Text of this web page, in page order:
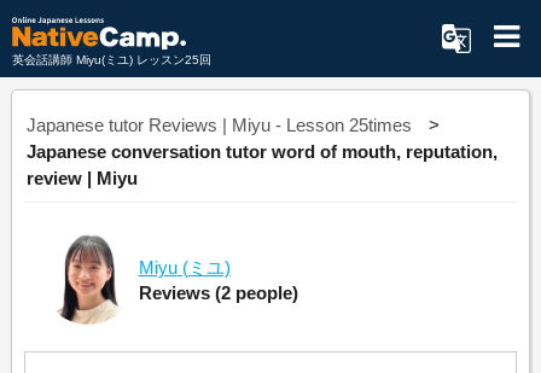
英会話講師 Miyu(ミユ) レッスン25回
Japanese tutor Reviews | Miyu - Lesson 25times
Japanese conversation tutor word of mouth, reputation,
review | Miyu
Miyu (ミユ)
Reviews (2 people)